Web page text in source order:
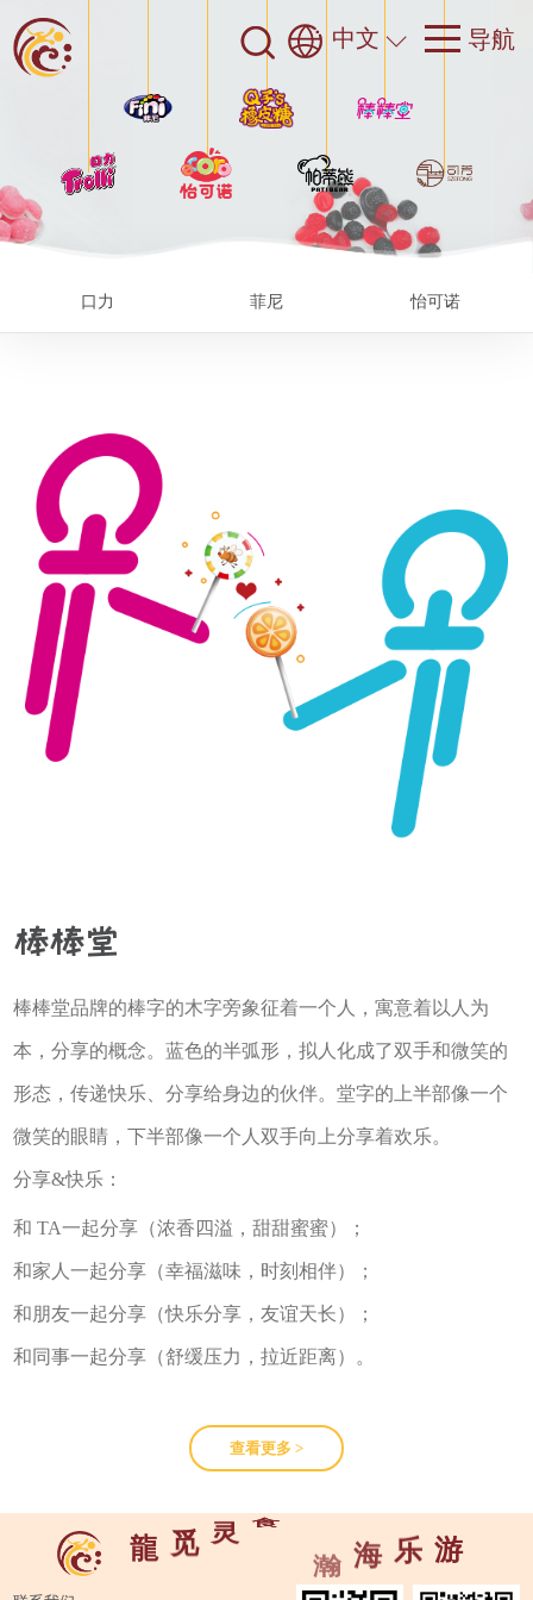
中文
口力 菲尼 怡可诺
棒棒堂
棒棒堂品牌的棒字的木字旁象征着一个人，寓意着以人为
本，分享的概念。蓝色的半弧形，拟人化成了双手和微笑的
形态，传递快乐、分享给身边的伙伴。堂字的上半部像一个
微笑的眼睛，下半部像一个人双手向上分享着欢乐。
分享&快乐：
和 TA一起分享（浓香四溢，甜甜蜜蜜）；
和家人一起分享（幸福滋味，时刻相伴）；
和朋友一起分享（快乐分享，友谊天长）；
和同事一起分享（舒缓压力，拉近距离）。
查看更多 >
乐 游
龍 觅 灵